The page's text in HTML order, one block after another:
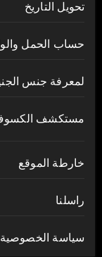
تحويل التاريخ
حساب الحمل
لمعرفة جنس
مستكشف
خارطة الموقع
راسلنا
سياسة الخصوصية